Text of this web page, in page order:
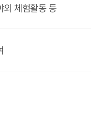
외 체험활동 등